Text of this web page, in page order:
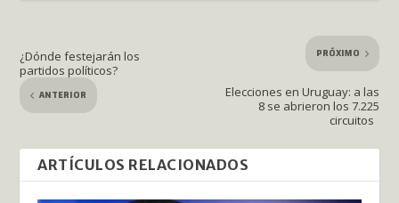
¿Dónde festejarán los
partidos políticos?
ANTERIOR
PRÓXIMO
Elecciones en Uruguay: a las
8 se abrieron los 7.225
circuitos
ARTÍCULOS RELACIONADOS